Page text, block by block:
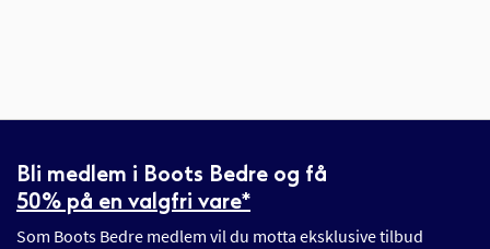
Bli medlem i Boots Bedre og få
50% på en valgfri vare*
Som Boots Bedre medlem vil du motta eksklusive tilbud